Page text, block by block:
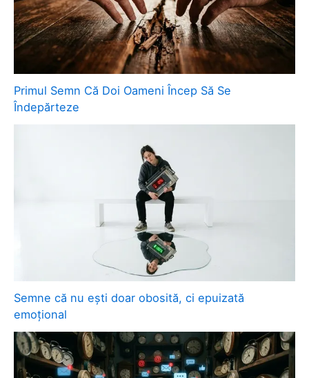
Primul Semn Că Doi Oameni Încep Să Se
Îndepărteze
Semne că nu ești doar obosită, ci epuizată
emoțional